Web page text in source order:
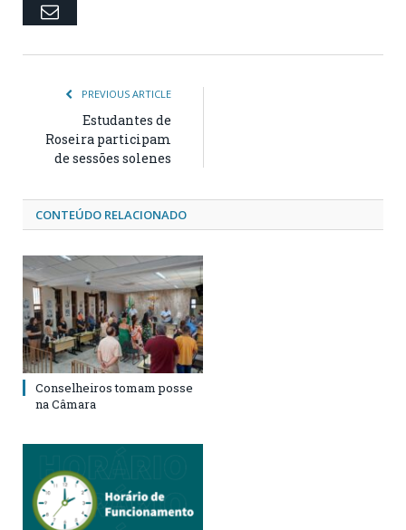
Email
PREVIOUS ARTICLE
Estudantes de
Roseira participam
de sessões solenes
CONTEÚDO RELACIONADO
Conselheiros tomam posse
na Câmara